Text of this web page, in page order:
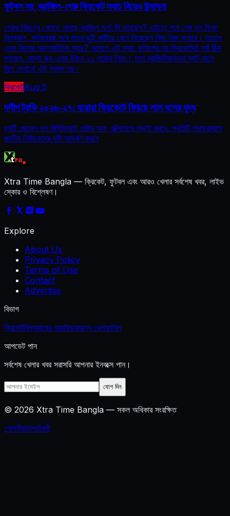
ফুটবল নয়, ব্রাজিল-পেরু ক্রিকেট ম্যাচ নিয়েও উন্মাদনা
পেরুর বিরুদ্ধে খেলতে নামছে ব্রাজিল দল! কী ভাবছেন? এইতো সবে শেষ হল ফিফা
বিশ্বকাপ, ফুটবলাররা সবে মাত্র ছুটি কাটিয়ে যোগ দিয়েছেন নিজ নিজ ক্লাবে। তাহলে
এখন কিসের আন্তর্জাতিক ম্যাচ? আসলে এই ম্যাচ ফুটবলের নয় ক্রিকেটের! হ্যাঁ ঠিক
শুনছেন, সাম্বা ঝড় এবার উঠবে ২২ গজের পিচে। তবে ব্রাজিলিয়ানদের ব্যাট হাতে
শিল্প দেখানো এই প্রথম নয়।
ক্রিকেটAug 5
দলীপ ট্রফি ২০২৬-২৭: ঘরোয়া ক্রিকেটে ফিরছে লাল বলের যুদ্ধ
ছয়টি জোনাল দল বিসিসিআই সেন্টার অফ এক্সিলেন্সে লড়াই করবে, প্রতিটি পারফরম্যান্স
জাতীয় নির্বাচকদের দৃষ্টি আকর্ষণ করবে
Xtra Time Bangla — ক্রিকেট, ফুটবল এবং আরও খেলার সর্বশেষ খবর, লাইভ
স্কোর ও বিশ্লেষণ।
Explore
About Us
Privacy Policy
Terms of Use
Contact
Advertise
বিভাগ
ক্রিকেটবিশ্বকাপের খবরফিচারঅন্য খেলাফুটবল
আপডেট পান
সর্বশেষ খেলার খবর সরাসরি আপনার ইনবক্সে পান।
যোগ দিন
© 2026 Xtra Time Bangla — সকল অধিকার সংরক্ষিত
গোপনীয়তাশর্তাবলী